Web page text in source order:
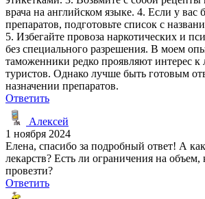
врача на английском языке. 4. Если у вас
препаратов, подготовьте список с
5. Избегайте провоза наркотических и
без специального разрешения. В моем
таможенники редко проявляют интерес
туристов. Однако лучше быть готовым
назначении препаратов.
Ответить
Алексей
1 ноября 2024
Елена, спасибо за подробный ответ! А
лекарств? Есть ли ограничения на
провезти?
Ответить